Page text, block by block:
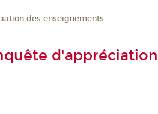
des enseignements